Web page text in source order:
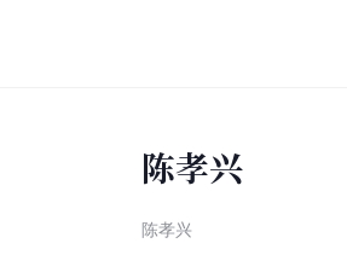
陈孝兴
陈孝兴